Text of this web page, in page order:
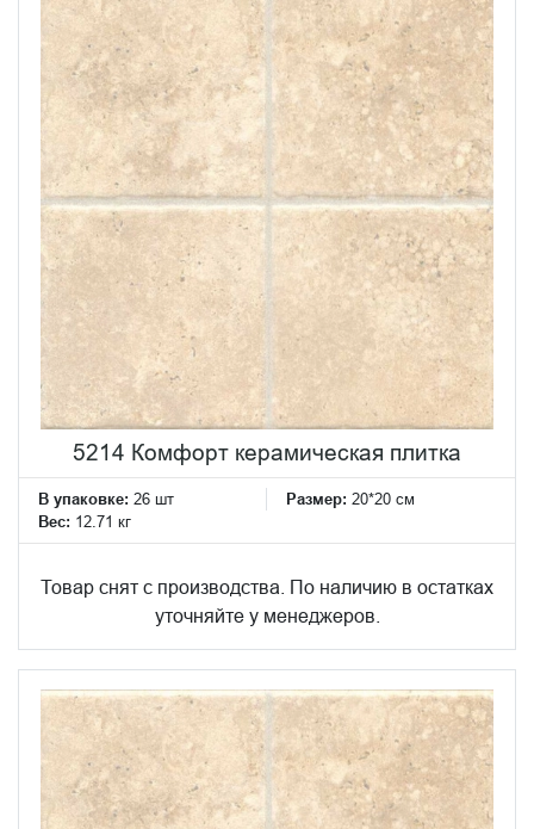
5214 Комфорт керамическая плитка
В упаковке: 26 шт Размер: 20*20 см
Вес: 12.71 кг
Товар снят с производства. По наличию в остатках
уточняйте у менеджеров.